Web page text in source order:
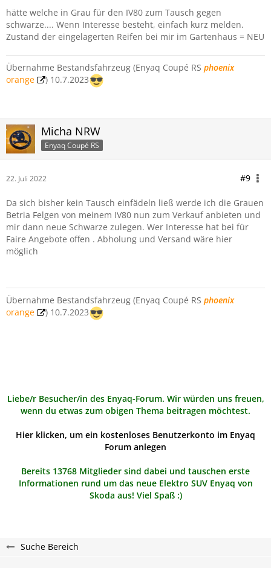
hätte welche in Grau für den IV80 zum Tausch gegen
schwarze.... Wenn Interesse besteht, einfach kurz melden.
Zustand der eingelagerten Reifen bei mir im Gartenhaus = NEU
Übernahme Bestandsfahrzeug (Enyaq Coupé RS phoenix
orange
) 10.7.2023
Micha NRW
Enyaq Coupé RS
22. Juli 2022 #9
Da sich bisher kein Tausch einfädeln ließ werde ich die Grauen
Betria Felgen von meinem IV80 nun zum Verkauf anbieten und
mir dann neue Schwarze zulegen. Wer Interesse hat bei für
Faire Angebote offen . Abholung und Versand wäre hier
möglich
Übernahme Bestandsfahrzeug (Enyaq Coupé RS phoenix
orange
) 10.7.2023
Liebe/r Besucher/in des Enyaq-Forum. Wir würden uns freuen,
wenn du etwas zum obigen Thema beitragen möchtest.
Hier klicken, um ein kostenloses Benutzerkonto im Enyaq
Forum anlegen
Bereits 13768 Mitglieder sind dabei und tauschen erste
Informationen rund um das neue Elektro SUV Enyaq von
Skoda aus! Viel Spaß :)
Suche Bereich